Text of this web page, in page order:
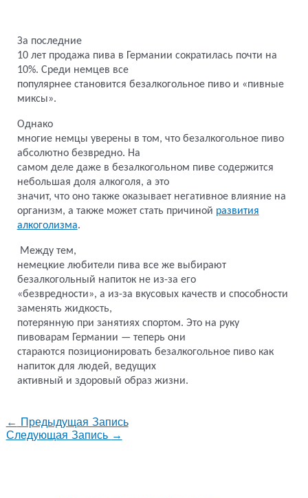
За последние
10 лет продажа пива в Германии сократилась почти на
10%. Среди немцев все
популярнее становится безалкогольное пиво и «пивные
миксы».
Однако
многие немцы уверены в том, что безалкогольное пиво
абсолютно безвредно. На
самом деле даже в безалкогольном пиве содержится
небольшая доля алкоголя, а это
значит, что оно также оказывает негативное влияние на
организм, а также может стать причиной развития
алкоголизма.
Между тем,
немецкие любители пива все же выбирают
безалкогольный напиток не из-за его
«безвредности», а из-за вкусовых качеств и способности
заменять жидкость,
потерянную при занятиях спортом. Это на руку
пивоварам Германии — теперь они
стараются позиционировать безалкогольное пиво как
напиток для людей, ведущих
активный и здоровый образ жизни.
← Предыдущая Запись
Следующая Запись →